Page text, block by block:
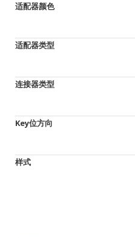
适配器颜色
适配器类型
连接器类型
Key位方向
样式